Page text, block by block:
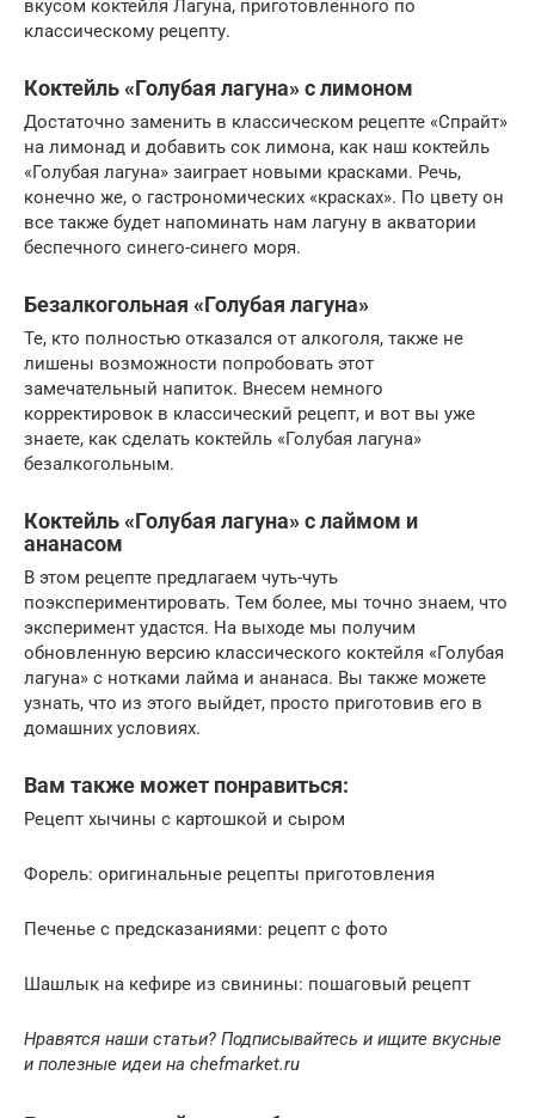
вкусом коктейля Лагуна, приготовленного по
классическому рецепту.
Коктейль «Голубая лагуна» с лимоном
Достаточно заменить в классическом рецепте «Спрайт»
на лимонад и добавить сок лимона, как наш коктейль
«Голубая лагуна» заиграет новыми красками. Речь,
конечно же, о гастрономических «красках». По цвету он
все также будет напоминать нам лагуну в акватории
беспечного синего-синего моря.
Безалкогольная «Голубая лагуна»
Те, кто полностью отказался от алкоголя, также не
лишены возможности попробовать этот
замечательный напиток. Внесем немного
корректировок в классический рецепт, и вот вы уже
знаете, как сделать коктейль «Голубая лагуна»
безалкогольным.
Коктейль «Голубая лагуна» с лаймом и
ананасом
В этом рецепте предлагаем чуть-чуть
поэкспериментировать. Тем более, мы точно знаем, что
эксперимент удастся. На выходе мы получим
обновленную версию классического коктейля «Голубая
лагуна» с нотками лайма и ананаса. Вы также можете
узнать, что из этого выйдет, просто приготовив его в
домашних условиях.
Вам также может понравиться:
Рецепт хычины с картошкой и сыром
Форель: оригинальные рецепты приготовления
Печенье с предсказаниями: рецепт с фото
Шашлык на кефире из свинины: пошаговый рецепт
Нравятся наши статьи? Подписывайтесь и ищите вкусные
и полезные идеи на chefmarket.ru